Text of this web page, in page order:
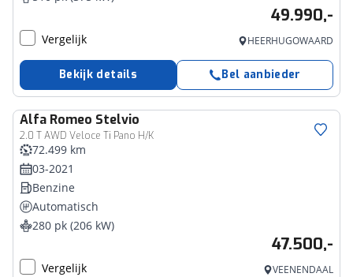
49.990,-
Vergelijk HEERHUGOWAARD
Bekijk details Bel aanbieder
Alfa Romeo Stelvio
2.0 T AWD Veloce Ti Pano H/K
72.499 km
03-2021
Benzine
Automatisch
280 pk (206 kW)
47.500,-
Vergelijk VEENENDAAL